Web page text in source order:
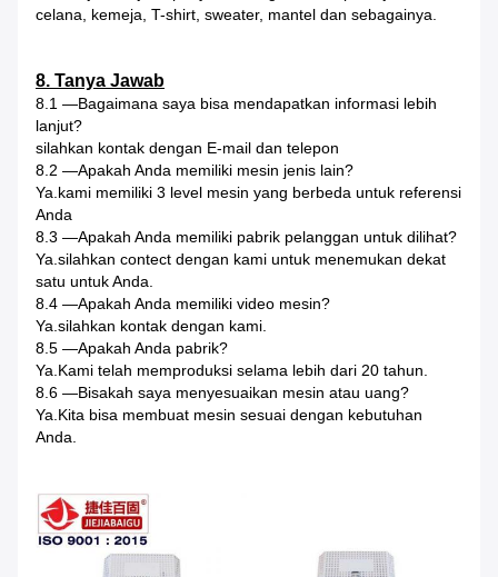
celana, kemeja, T-shirt, sweater, mantel dan sebagainya.
8. Tanya Jawab
8.1 —Bagaimana saya bisa mendapatkan informasi lebih
lanjut?
silahkan kontak dengan E-mail dan telepon
8.2 —Apakah Anda memiliki mesin jenis lain?
Ya.kami memiliki 3 level mesin yang berbeda untuk referensi
Anda
8.3 —Apakah Anda memiliki pabrik pelanggan untuk dilihat?
Ya.silahkan contect dengan kami untuk menemukan dekat
satu untuk Anda.
8.4 —Apakah Anda memiliki video mesin?
Ya.silahkan kontak dengan kami.
8.5 —Apakah Anda pabrik?
Ya.Kami telah memproduksi selama lebih dari 20 tahun.
8.6 —Bisakah saya menyesuaikan mesin atau uang?
Ya.Kita bisa membuat mesin sesuai dengan kebutuhan
Anda.